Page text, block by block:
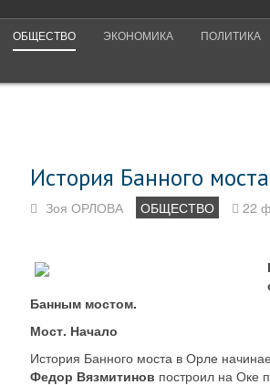
ОБЩЕСТВО ЭКОНОМИКА ПОЛИТИКА
История Банного
Зоя ОРЛОВА ОБЩЕСТВО 22
Банным мостом.
Мост. Начало
История Банного моста в Орле
Федор Вязмитинов построил на Оке